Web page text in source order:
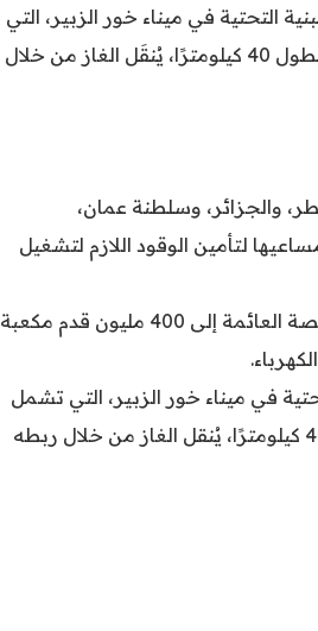
التحتية في ميناء خور الزبير، التي
تشمل التعاقد على منصة عائمة للتفريغ والتخزين، وربطها بأنبوب بطول 40 كيلومترًا، يُنقَل الغاز من خلال
منها قطر، والجزائر، وسلطنة عمان،
لتأمين الوقود اللازم لتشغيل
ومن المتوقع أن يبلغ حجم واردات العراق من الغاز المسال عبر المنصة العائمة إلى 400 مليون قدم مكعبة
في ميناء خور الزبير، التي تشمل
التعاقد على منصة عائمة للتفريغ والتخزين، وربطها بأنبوب بطول 40 كيلومترًا، يُنقل الغاز من خلال ربطه